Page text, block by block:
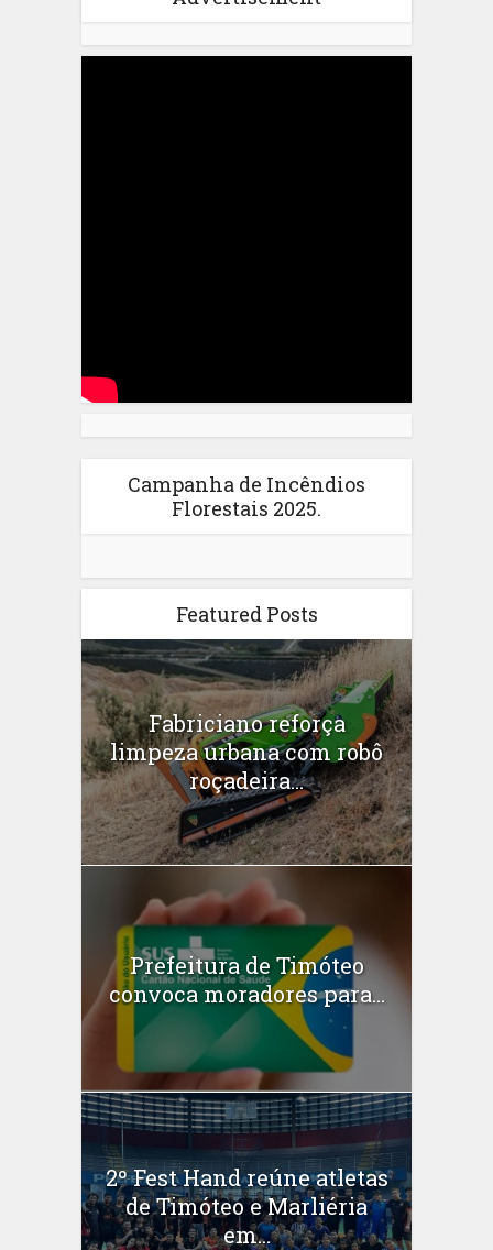
Campanha de Incêndios
Florestais 2025.
Featured Posts
Fabriciano reforça
limpeza urbana com robô
roçadeira...
Prefeitura de Timóteo
convoca moradores para...
2º Fest Hand reúne atletas
de Timóteo e Marliéria
em...